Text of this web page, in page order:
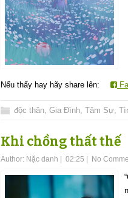
Nếu thấy hay hãy share lên:
độc thân Gia Đình Tâm Sự
Khi chồng thất thế
Author: Nặc danh | 02:25 | No